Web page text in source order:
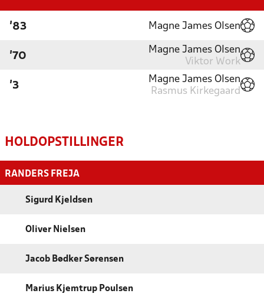
'83 Magne James Olsen
'70
Magne James Olsen
Viktor Work
'3
Magne James Olsen
Rasmus Kirkegaard
HOLDOPSTILLINGER
RANDERS FREJA
Sigurd Kjeldsen
Oliver Nielsen
Jacob Bødker Sørensen
Marius Kjemtrup Poulsen